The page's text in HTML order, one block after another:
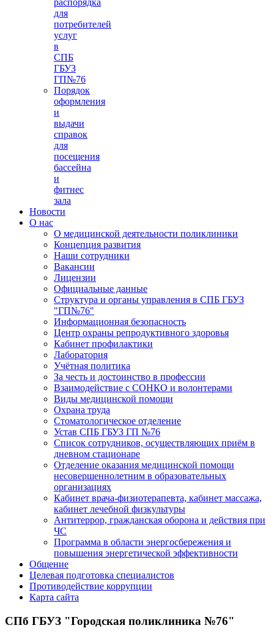
распорядка
для
потребителей
услуг
в
СПБ
ГБУЗ
ГП№76
Порядок
оформления
и
выдачи
справок
для
посещения
бассейна
и
фитнес
зала
Новости
О нас
О медицинской деятельности поликлиники
Концепция развития
Наши сотрудники
Вакансии
Лицензии
Официальные данные
Структура и органы управления в СПБ ГБУЗ
"ГП№76"
Информационная безопасность
Центр охраны репродуктивного здоровья
Кабинет профилактики
Лаборатория
Учётная политика
За честь и достоинство в профессии
Взаимодействие с СОНКО и волонтерами
Виды медицинской помощи
Охрана труда
Стоматологическое отделение
Устав СПБ ГБУЗ ГП №76
Список сотрудников, осуществляющих приём в
дневном стационаре
Отделение оказания медицинской помощи
несовершеннолетним в образовательных
организациях
Кабинет врача-физиотерапевта, кабинет массажа,
кабинет лечебной физкультуры
Антитеррор, гражданская оборона и действия при
ЧС
Программа в области энергосбережения и
повышения энергетической эффективности
Общение
Целевая подготовка специалистов
Противодействие коррупции
Карта сайта
СПб ГБУЗ "Городская поликлиника №76"